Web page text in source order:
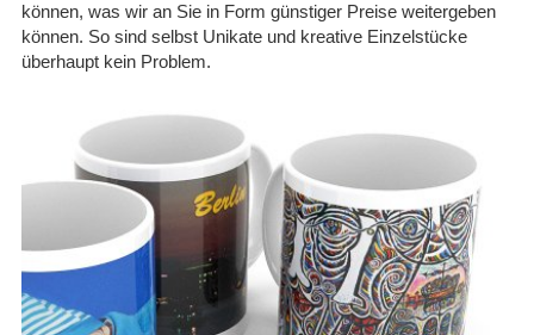
können, was wir an Sie in Form günstiger Preise weitergeben
können. So sind selbst Unikate und kreative Einzelstücke
überhaupt kein Problem.